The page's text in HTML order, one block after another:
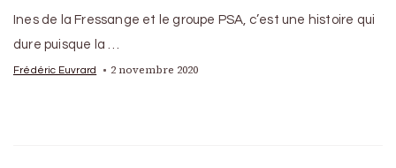
Ines de la Fressange et le groupe PSA, c’est une histoire qui
dure puisque la …
Frédéric Euvrard 2 novembre 2020